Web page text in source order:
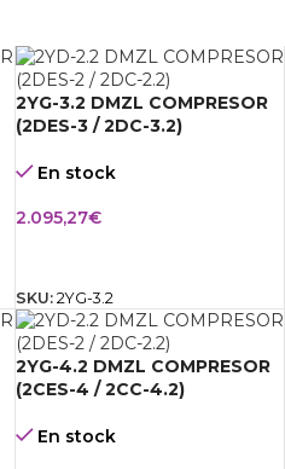
2YG-3.2 DMZL COMPRESOR
(2DES-3 / 2DC-3.2)
En stock
2.095,27€
SKU: 2YG-3.2
2YG-4.2 DMZL COMPRESOR
(2CES-4 / 2CC-4.2)
En stock